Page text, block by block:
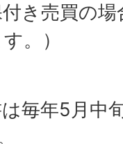
付き売買の
。）
毎年5月中